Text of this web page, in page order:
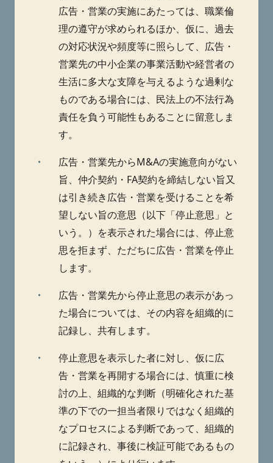
広告・営業の実施にあたっては、職業倫
理の遵守が求められるほか、仮に、過去
の対応状況や頻度等に照らして、広告・
営業先の中小企業の事業活動や経営者の
生活に多大な支障を与えるような過剰な
ものである場合には、民法上の不法行為
責任を負う可能性もあることに留意しま
す。
・
広告・営業先からM&Aの実施意向がない
旨、仲介契約・FA契約を締結しない旨又
は引き続き広告・営業を受けることを希
望しない旨の意思（以下「停止意思」と
いう。）を表示された場合には、停止意
思を拒まず、ただちに広告・営業を停止
します。
・
広告・営業先から停止意思の表示があっ
た場合については、その内容を組織的に
記録し、共有します。
・
停止意思を表示した者に対し、仮に広
告・営業を再開する場合には、慎重に検
討の上、組織的な判断（明確化された基
準の下での一担当者限りではなく組織的
なプロセスによる判断であって、組織的
に記録され、事後に検証可能であるもの